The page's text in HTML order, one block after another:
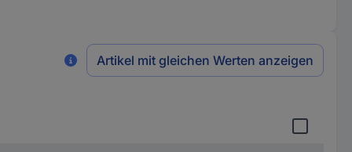
Artikel mit gleichen Werten anzeigen